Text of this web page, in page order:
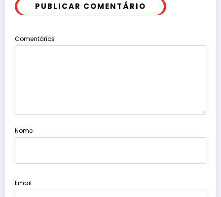
PUBLICAR COMENTÁRIO
Comentários
Nome
Email